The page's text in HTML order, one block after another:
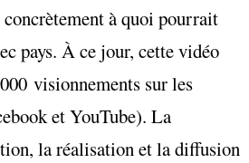
à quoi pourrait
pays. À ce jour, cette vidéo
visionnements sur les
et YouTube). La
la réalisation et la diffusion